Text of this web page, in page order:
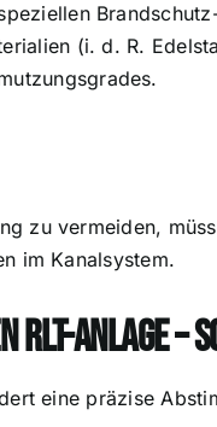
(i. d. R.
zu vermeiden,
im Kanalsystem.
RLT-Anlage
eine präzise